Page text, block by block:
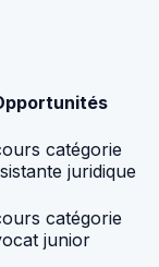
catégorie
juridique
catégorie
junior